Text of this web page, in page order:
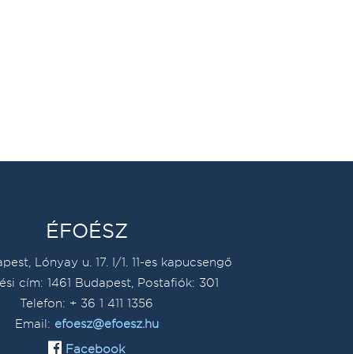
ÉFOÉSZ
Lónyay u. 17. I/1. 11-es kapucsengő
cím: 1461 Budapest, Postafiók: 301
Telefon: + 36 1 411 1356
Email: efoesz@efoesz.hu
Facebook